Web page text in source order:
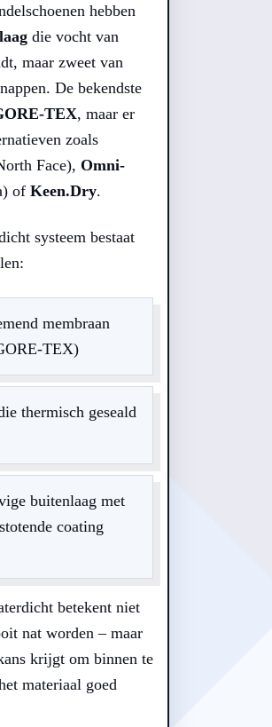
hebben
die vocht van
maar zweet van
De bekendste
TEX, maar er
zoals
Face), Omni-
of Keen.Dry.
systeem bestaat
membraan
TEX)
thermisch geseald
buitenlaag met
coating
betekent niet
nat worden – maar
krijgt om binnen te
materiaal goed